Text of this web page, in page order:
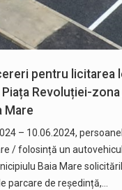
pentru licitarea
Revoluției-zona
Mare
– 10.06.2024,
/ folosință un
Baia Mare
parcare de reședință,…